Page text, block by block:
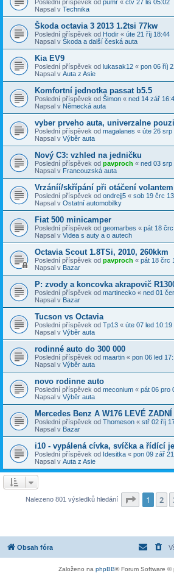
Poslední příspěvek od pumr « čtv 27 lis 05:02
Napsal v Technika
Škoda octavia 3 2013 1.2tsi 77kw
Poslední příspěvek od Hodir « úte 21 říj 18:44
Napsal v Škoda a další česká auta
Kia EV9
Poslední příspěvek od lukasak12 « pon 06 říj
Napsal v Auta z Asie
Komfortní jednotka passat b5.5
Poslední příspěvek od Šimon « ned 14 zář
Napsal v Německá auta
vyber prveho auta, univerzalne
Poslední příspěvek od magalanes « úte 26 srp
Napsal v Výběr auta
Nový C3: vzhled na jedničku
Poslední příspěvek od pavproch « ned 03 srp
Napsal v Francouzská auta
Vrzáníí/skřípání při otáčení
Poslední příspěvek od ondrejj5 « sob 19 črc
Napsal v Ostatní automobilky
Fiat 500 minicamper
Poslední příspěvek od geomarbes « pát 18
Napsal v Videa s auty a o autech
Octavia Scout 1.8TSi, 2010, 260kkm
Poslední příspěvek od pavproch « pát 18 črc
Napsal v Bazar
P: zvody a koncovka akrapovič
Poslední příspěvek od martinecko « ned 01
Napsal v Bazar
Tucson vs Octavia
Poslední příspěvek od Tp13 « úte 07 led 10:19
Napsal v Výběr auta
rodinné auto do 300 000
Poslední příspěvek od maartin « pon 06 led
Napsal v Výběr auta
novo rodinne auto
Poslední příspěvek od meconium « pát 06 pro
Napsal v Výběr auta
Mercedes Benz A W176 LEVÉ
Poslední příspěvek od Thomeson « stř 02 říj
Napsal v Bazar
i10 - vypálená cívka, svíčka a řídící
Poslední příspěvek od Idesitka « pon 09 zář
Napsal v Auta z Asie
Nalezeno 801 výsledků hledání Stránka
1 2
Obsah fóra
Založeno na phpBB® Forum Software ©